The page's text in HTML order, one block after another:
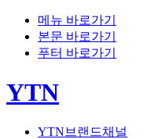
메뉴 바로가기
본문 바로가기
푸터 바로가기
YTN
YTN브랜드채널